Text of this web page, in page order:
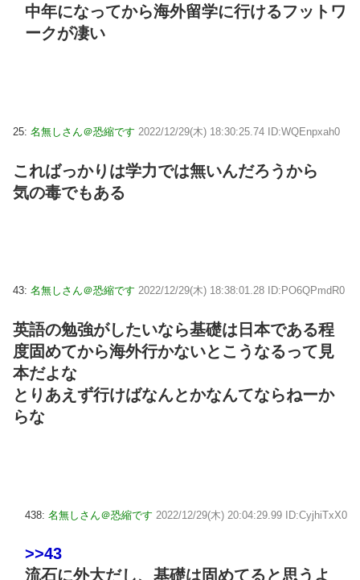
中年になってから海外留学に行けるフットワ
ークが凄い
25: 名無しさん＠恐縮です 2022/12/29(木) 18:30:25.74 ID:WQEnpxah0
こればっかりは学力では無いんだろうから
気の毒でもある
43: 名無しさん＠恐縮です 2022/12/29(木) 18:38:01.28 ID:PO6QPmdR0
英語の勉強がしたいなら基礎は日本である程
度固めてから海外行かないとこうなるって見
本だよな
とりあえず行けばなんとかなんてならねーか
らな
438: 名無しさん＠恐縮です 2022/12/29(木) 20:04:29.99 ID:CyjhiTxX0
>>43
流石に外大だし、基礎は固めてると思うよ